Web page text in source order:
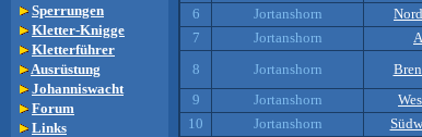
Sperrungen
Kletter-Knigge
Kletterführer
Ausrüstung
Johanniswacht
Forum
Links
6
Jortanshorn
7
Jortanshorn
8
Jortanshorn
9
Jortanshorn
10
Jortanshorn